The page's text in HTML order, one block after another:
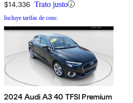
$14,336 Trato justo
Incluye tarifas de conc.
2024 Audi A3 40 TFSI Premium